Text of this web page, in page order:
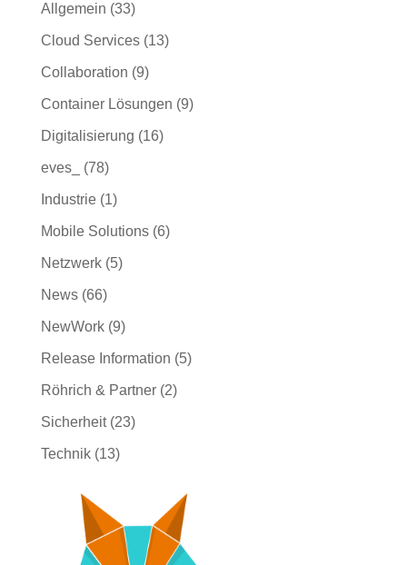
Allgemein (33)
Cloud Services(13)
Collaboration (9)
Container Lösungen (9)
Digitalisierung (16)
eves_ (78)
Industrie(1)
Mobile Solutions(6)
Netzwerk(5)
News(66)
NewWork(9)
Release Information (5)
Röhrich & Partner(2)
Sicherheit(23)
Technik(13)